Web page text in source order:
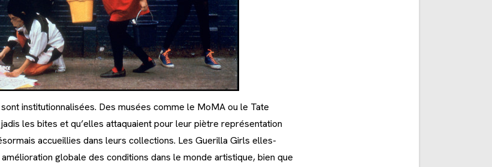
institutionnalisées. Des musées comme le MoMA ou le Tate
les bites et qu’elles attaquaient pour leur piètre représentation
accueillies dans leurs collections. Les Guerilla Girls elles-
globale des conditions dans le monde artistique, bien que